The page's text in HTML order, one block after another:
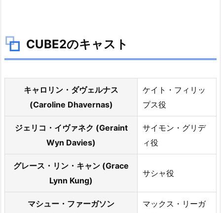
CUBE2のキャスト
キャロリン・ダヴェルナス
(Caroline Dhavernas)
ケイト・フィリッ
プス役
ジェリコ・イヴァネク (Geraint
Wyn Davies)
サイモン・グリデ
ィ役
グレース・リン・キャン (Grace
Lynn Kung)
サシャ役
マシュー・ファーガソン
マックス・リーガ